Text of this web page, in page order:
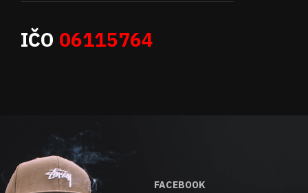
IČO 06115764
FACEBOOK